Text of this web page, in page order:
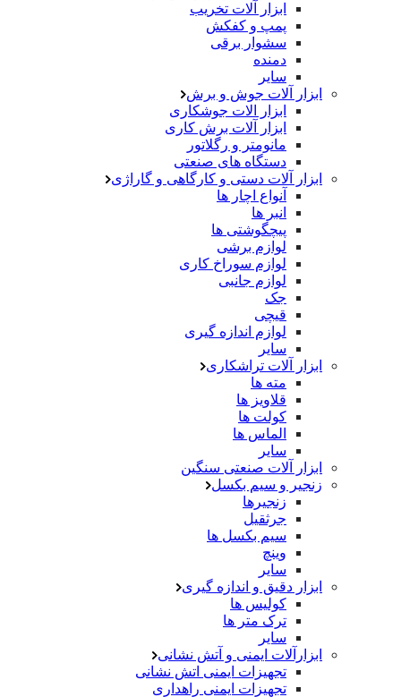
ابزار آلات تخریب
پمپ و کفکش
سشوار برقی
دمنده
سایر
ابزار آلات جوش و برش
ابزار الات جوشکاری
ابزار آلات برش کاری
مانومتر و رگلاتور
دستگاه های صنعتی
ابزار آلات دستی و کارگاهی و گاراژی
آنواع اچار ها
انبر ها
پیچگوشتی ها
لوازم برشی
لوازم سوراخ کاری
لوازم جانبی
جک
قیچی
لوازم اندازه گیری
سایر
ابزار آلات تراشکاری
مته ها
قلاویز ها
کولت ها
الماس ها
سایر
ابزار آلات صنعتی سنگین
زنجیر و سیم بکسل
زنجیرها
جرثقیل
سیم بکسل ها
وینچ
سایر
ابزار دقیق و اندازه گیری
کولیس ها
ترک متر ها
سایر
ابزارآلات ایمنی و آتش نشانی
تجهیزات ایمنی اتش نشانی
تجهیزات ایمنی راهداری